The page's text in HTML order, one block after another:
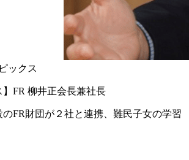
ックス
】FR 柳井正会長兼社長
FR財団が２社と連携、難民子女の学習